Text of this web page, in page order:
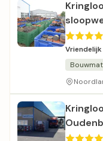
winkel.